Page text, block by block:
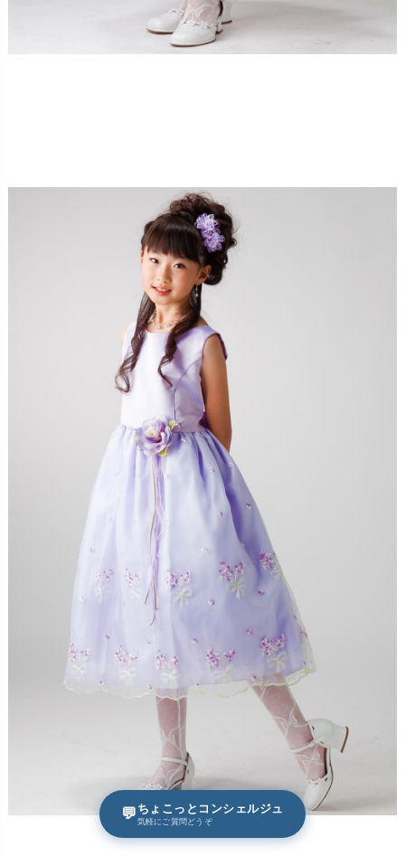
💬 ちょこっとコンシェルジュ
気軽にご質問どうぞ